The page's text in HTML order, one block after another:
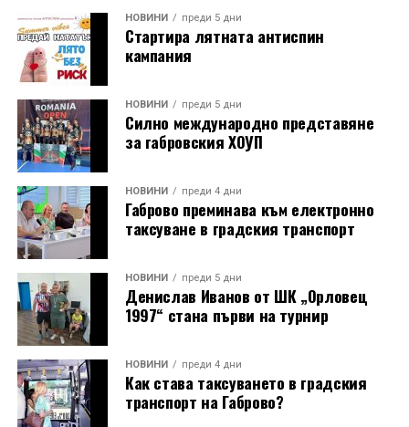
НОВИНИ преди 5 дни
Стартира лятната антиспин
кампания
НОВИНИ преди 5 дни
Силно международно представяне
за габровския ХОУП
НОВИНИ преди 4 дни
Габрово преминава към електронно
таксуване в градския транспорт
НОВИНИ преди 5 дни
Денислав Иванов от ШК „Орловец
1997“ стана първи на турнир
НОВИНИ преди 4 дни
Как става таксуването в градския
транспорт на Габрово?